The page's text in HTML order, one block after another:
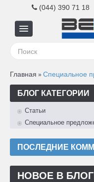
(044) 390 71 18
Для
бизнеса
дома
Контакты
Главная » Специальное
БЛОГ КАТЕГОРИИ
Статьи
Специальное
ПОСЛЕДНИЕ
НОВОЕ В